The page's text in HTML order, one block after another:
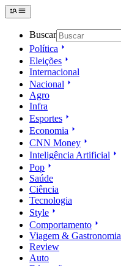
Buscar
Política
Eleições
Internacional
Nacional
Agro
Infra
Esportes
Economia
CNN Money
Inteligência Artificial
Pop
Saúde
Ciência
Tecnologia
Style
Comportamento
Viagem & Gastronomia
Review
Auto